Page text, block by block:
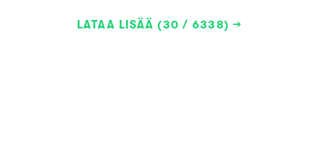
LATAA LISÄÄ (30 / 6338)